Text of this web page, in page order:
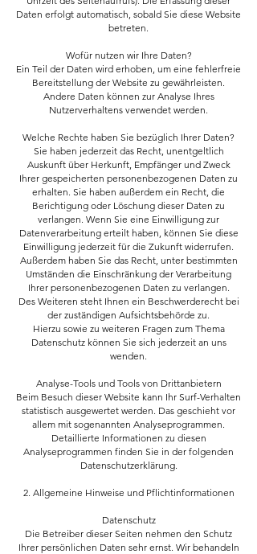
Daten erfolgt automatisch, sobald Sie diese Website
betreten.
Wofür nutzen wir Ihre Daten?
Ein Teil der Daten wird erhoben, um eine fehlerfreie
Bereitstellung der Website zu gewährleisten.
Andere Daten können zur Analyse Ihres
Nutzerverhaltens verwendet werden.
Welche Rechte haben Sie bezüglich Ihrer Daten?
Sie haben jederzeit das Recht, unentgeltlich
Auskunft über Herkunft, Empfänger und Zweck
Ihrer gespeicherten personenbezogenen Daten zu
erhalten. Sie haben außerdem ein Recht, die
Berichtigung oder Löschung dieser Daten zu
verlangen. Wenn Sie eine Einwilligung zur
Datenverarbeitung erteilt haben, können Sie diese
Einwilligung jederzeit für die Zukunft widerrufen.
Außerdem haben Sie das Recht, unter bestimmten
Umständen die Einschränkung der Verarbeitung
Ihrer personenbezogenen Daten zu verlangen.
Des Weiteren steht Ihnen ein Beschwerderecht bei
der zuständigen Aufsichtsbehörde zu.
Hierzu sowie zu weiteren Fragen zum Thema
Datenschutz können Sie sich jederzeit an uns
wenden.
Analyse-Tools und Tools von Drittanbietern
Beim Besuch dieser Website kann Ihr Surf-Verhalten
statistisch ausgewertet werden. Das geschieht vor
allem mit sogenannten Analyseprogrammen.
Detaillierte Informationen zu diesen
Analyseprogrammen finden Sie in der folgenden
Datenschutzerklärung.
2. Allgemeine Hinweise und Pflichtinformationen
Datenschutz
Die Betreiber dieser Seiten nehmen den Schutz
Ihrer persönlichen Daten sehr ernst. Wir behandeln